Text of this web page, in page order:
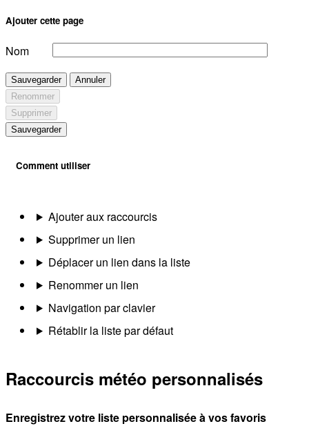
Ajouter cette page
Nom
Sauvegarder
Annuler
Renommer
Supprimer
Sauvegarder
Comment utiliser
Ajouter aux raccourcis
Supprimer un lien
Déplacer un lien dans la liste
Renommer un lien
Navigation par clavier
Rétablir la liste par défaut
Raccourcis météo personnalisés
Enregistrez votre liste personnalisée à vos favoris